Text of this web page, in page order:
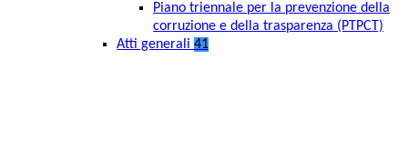
Piano triennale per la prevenzione della
corruzione e della trasparenza (PTPCT)
Atti generali 41